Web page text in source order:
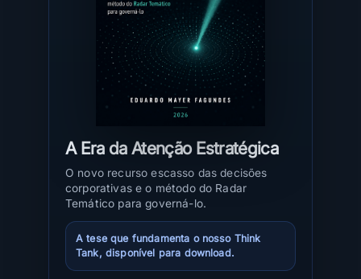
A Era da Atenção Estratégica
O novo recurso escasso das decisões
corporativas e o método do Radar
Temático para governá-lo.
A tese que fundamenta o nosso Think
Tank, disponível para download.